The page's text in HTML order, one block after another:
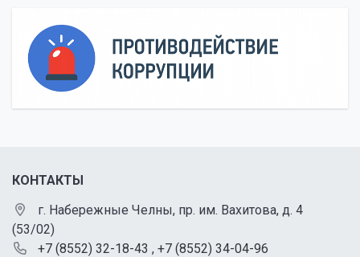
КОНТАКТЫ
г. Набережные Челны, пр. им. Вахитова, д. 4
(53/02)
+7 (8552) 32-18-43 , +7 (8552) 34-04-96